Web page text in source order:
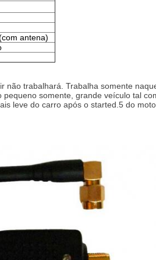
antena)
não trabalhará. Trabalha somente
somente, grande veículo tal
leve do carro após o started.5 do